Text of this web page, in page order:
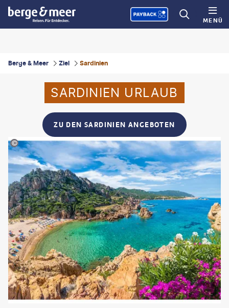
MENÜ
Berge & Meer Ziel Sardinien
SARDINIEN URLAUB
ZU DEN SARDINIEN ANGEBOTEN
Dorin-gty